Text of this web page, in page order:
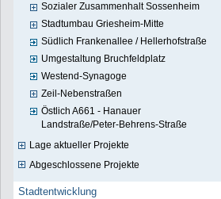
Sozialer Zusammenhalt Sossenheim
Stadtumbau Griesheim-Mitte
Südlich Frankenallee / Hellerhofstraße
Umgestaltung Bruchfeldplatz
Westend-Synagoge
Zeil-Nebenstraßen
Östlich A661 - Hanauer
Landstraße/Peter-Behrens-Straße
Lage aktueller Projekte
Abgeschlossene Projekte
Stadtentwicklung